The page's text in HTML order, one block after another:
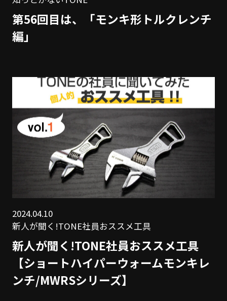
第56回目は、「モンキ形トルクレンチ
編」
2024.04.10
新人が聞く!TONE社員おススメ工具
新人が聞く!TONE社員おススメ工具
【ショートハイパーウォームモンキレ
ンチ/MWRSシリーズ】